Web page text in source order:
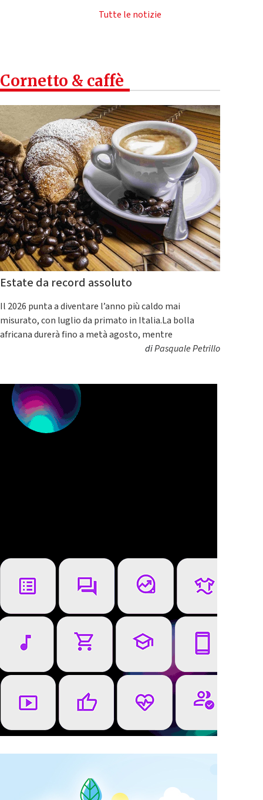
Tutte le notizie
Cornetto & caffè
Estate da record assoluto
Il 2026 punta a diventare l’anno più caldo mai
misurato, con luglio da primato in Italia.La bolla
africana durerà fino a metà agosto, mentre
diPasquale Petrillo